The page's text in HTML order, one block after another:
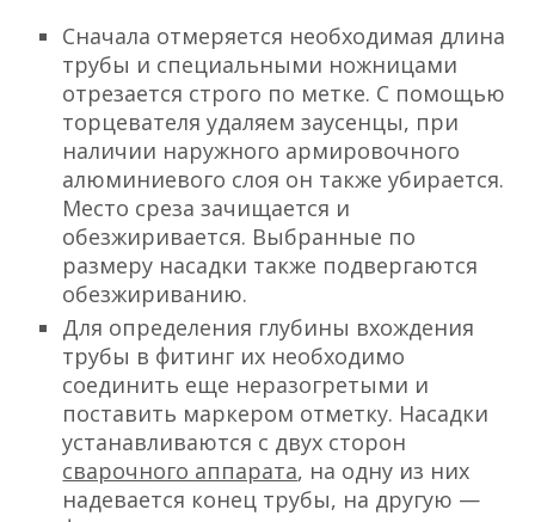
Сначала отмеряется необходимая длина
трубы и специальными ножницами
отрезается строго по метке. С помощью
торцевателя удаляем заусенцы, при
наличии наружного армировочного
алюминиевого слоя он также убирается.
Место среза зачищается и
обезжиривается. Выбранные по
размеру насадки также подвергаются
обезжириванию.
Для определения глубины вхождения
трубы в фитинг их необходимо
соединить еще неразогретыми и
поставить маркером отметку. Насадки
устанавливаются с двух сторон
сварочного аппарата, на одну из них
надевается конец трубы, на другую —